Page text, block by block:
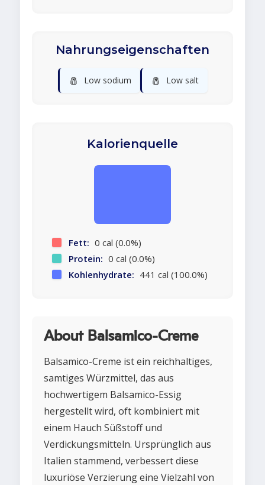
Nahrungseigenschaften
🧂 Low sodium 🧂 Low salt
Kalorienquelle
Fett: 0 cal (0.0%)
Protein: 0 cal (0.0%)
Kohlenhydrate: 441 cal (100.0%)
About Balsamico-Creme
Balsamico-Creme ist ein reichhaltiges,
samtiges Würzmittel, das aus
hochwertigem Balsamico-Essig
hergestellt wird, oft kombiniert mit
einem Hauch Süßstoff und
Verdickungsmitteln. Ursprünglich aus
Italien stammend, verbessert diese
luxuriöse Verzierung eine Vielzahl von